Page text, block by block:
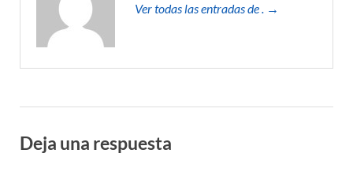
Ver todas las entradas de . →
Deja una respuesta